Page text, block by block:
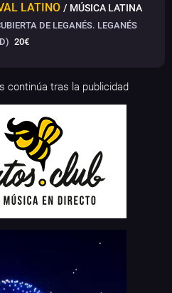
LATINO / MÚSICA LATINA
DE LEGANÉS. LEGANÉS
20€
continúa tras la publicidad